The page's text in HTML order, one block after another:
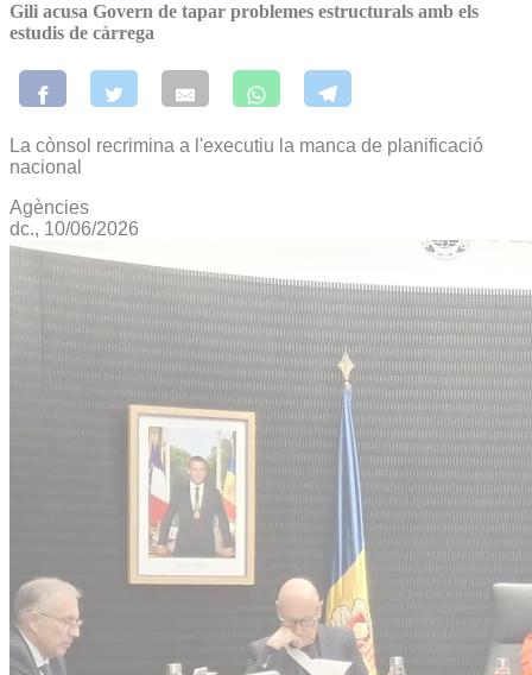
Gili acusa Govern de tapar problemes estructurals amb els
estudis de càrrega
La cònsol recrimina a l'executiu la manca de planificació
nacional
Agències
dc., 10/06/2026